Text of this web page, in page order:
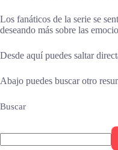
Los fanáticos de la serie se
deseando más sobre las
Desde aquí puedes saltar
Abajo puedes buscar otro
Buscar